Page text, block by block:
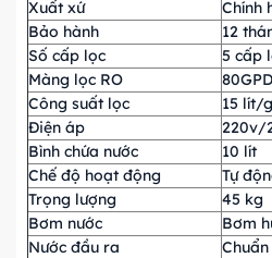
Xuất xứ
Chính
Bảo hành
12
Số cấp lọc
5 cấp
Màng lọc RO
Công suất lọc
15 lít/
Điện áp
220v/
Bình chứa nước
10 lít
Chế độ hoạt động
Tự
Trọng lượng
45 kg
Bơm nước
Bơm
Nước đầu ra